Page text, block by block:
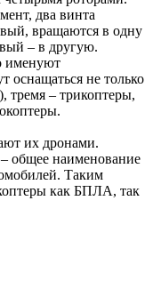
два винта
вращаются в одну
– в другую.
именуют
оснащаться не только
тремя – трикоптеры,
их дронами.
общее наименование
Таким
как БПЛА, так